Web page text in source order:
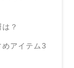
？
めアイテム3